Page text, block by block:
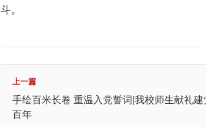
斗。
上一篇
手绘百米长卷 重温入党誓词|我校师生献礼建
百年